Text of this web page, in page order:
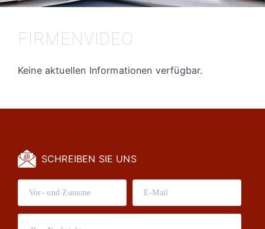
FIRMENVIDEO
Keine aktuellen Informationen verfügbar.
SCHREIBEN SIE UNS